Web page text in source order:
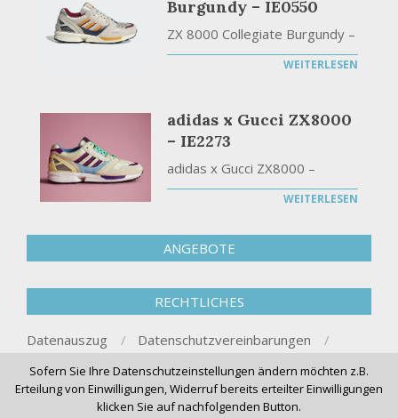
Burgundy – IE0550
ZX 8000 Collegiate Burgundy –
WEITERLESEN
adidas x Gucci ZX8000
– IE2273
adidas x Gucci ZX8000 –
WEITERLESEN
ANGEBOTE
RECHTLICHES
Datenauszug
Datenschutzvereinbarungen
Löschanfrage
Impressum
Sofern Sie Ihre Datenschutzeinstellungen ändern möchten z.B.
Erteilung von Einwilligungen, Widerruf bereits erteilter Einwilligungen
klicken Sie auf nachfolgenden Button.